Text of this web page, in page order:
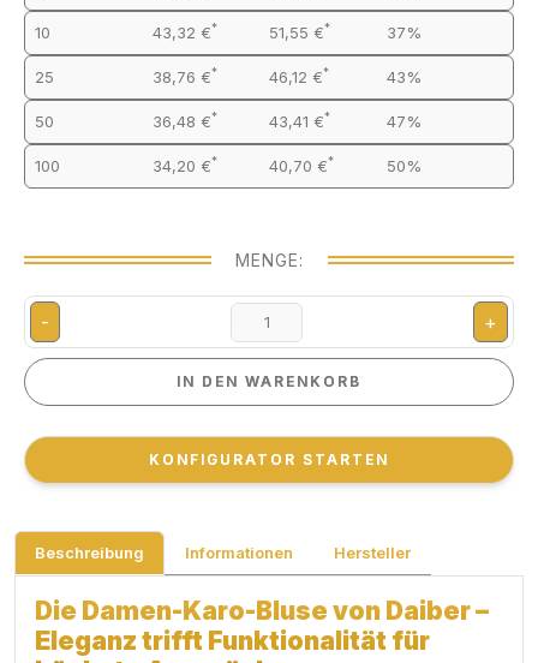
10 43,32 €* 51,55 €* 37%
25 38,76 €* 46,12 €* 43%
50 36,48 €* 43,41 €* 47%
100 34,20 €* 40,70 €* 50%
MENGE:
- +
IN DEN WARENKORB
IN DEN WARENKORB
KONFIGURATOR STARTEN
KONFIGURATOR STARTEN
Beschreibung Informationen Hersteller
Die Damen-Karo-Bluse von Daiber –
Eleganz trifft Funktionalität für